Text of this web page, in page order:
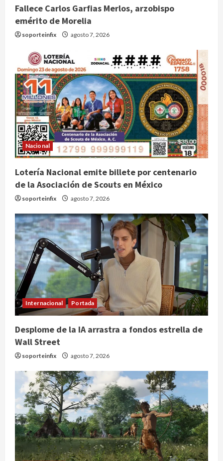
Fallece Carlos Garfias Merlos, arzobispo
emérito de Morelia
soporteinfix agosto 7, 2026
Nacional
Lotería Nacional emite billete por centenario
de la Asociación de Scouts en México
soporteinfix agosto 7, 2026
Internacional Portada
Desplome de la IA arrastra a fondos estrella de
Wall Street
soporteinfix agosto 7, 2026